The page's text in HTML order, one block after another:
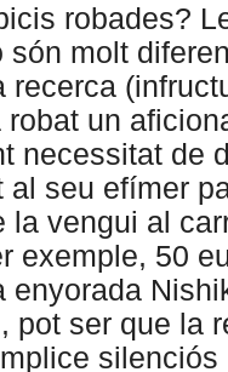
robades?
són molt
recerca
robat un
necessitat de
al seu efímer
la vengui al
exemple, 50
enyorada
pot ser que la
silenciós